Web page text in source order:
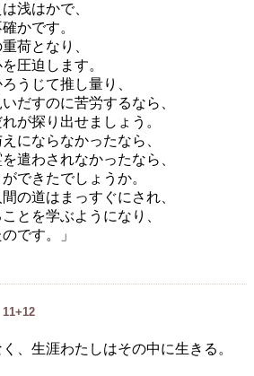
浅はかで、
かです。
荷となり、
圧迫します。
うじて推し量り、
だすのに苦労するなら、
が探り出せましょう。
にならなかったなら、
遣わされなかったなら、
できたでしょうか。
の道はまっすぐにされ、
とを学ぶようになり、
です。」
、生涯わたしはその中に生きる。